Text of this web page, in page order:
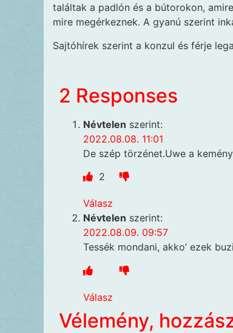
találtak a padlón és a bútorokon,
mire megérkeznek. A gyanú szerint
Sajtóhírek szerint a konzul és férje
2 Responses
Névtelen szerint:
2022.08.08. 11:01
De szép törzénet.Uwe a
2
Válasz
Névtelen szerint:
2022.08.09. 09:57
Tessék mondani, akko’ ezek
Válasz
Vélemény,